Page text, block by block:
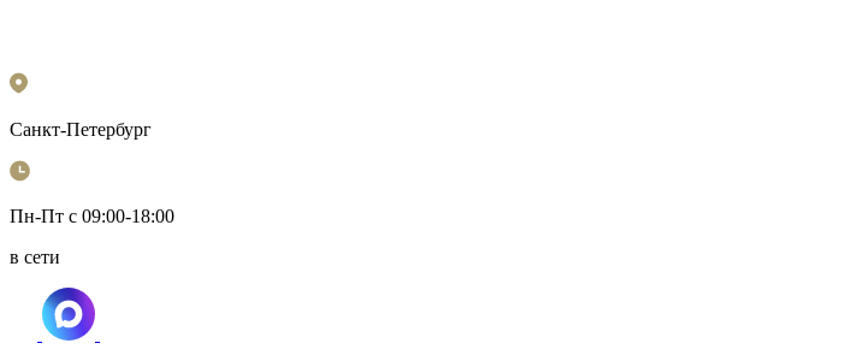
Санкт-Петербург
Пн-Пт с 09:00-18:00
в сети